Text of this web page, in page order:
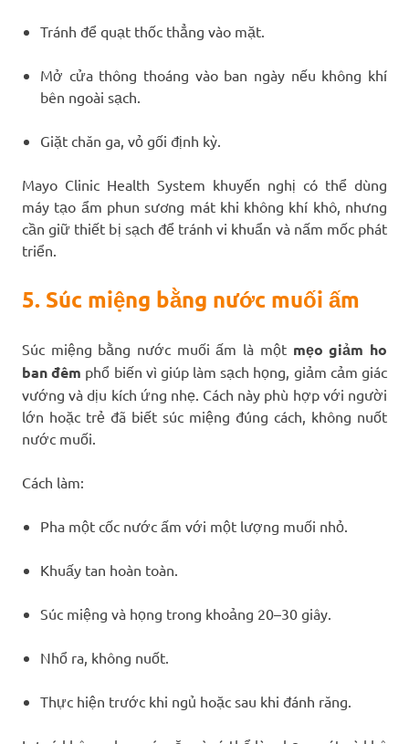
Tránh để quạt thốc thẳng vào mặt.
Mở cửa thông thoáng vào ban ngày nếu không khí
bên ngoài sạch.
Giặt chăn ga, vỏ gối định kỳ.
Mayo Clinic Health System khuyến nghị có thể dùng
máy tạo ẩm phun sương mát khi không khí khô, nhưng
cần giữ thiết bị sạch để tránh vi khuẩn và nấm mốc phát
triển.
5. Súc miệng bằng nước muối ấm
Súc miệng bằng nước muối ấm là một mẹo giảm ho
ban đêm phổ biến vì giúp làm sạch họng, giảm cảm giác
vướng và dịu kích ứng nhẹ. Cách này phù hợp với người
lớn hoặc trẻ đã biết súc miệng đúng cách, không nuốt
nước muối.
Cách làm:
Pha một cốc nước ấm với một lượng muối nhỏ.
Khuấy tan hoàn toàn.
Súc miệng và họng trong khoảng 20–30 giây.
Nhổ ra, không nuốt.
Thực hiện trước khi ngủ hoặc sau khi đánh răng.